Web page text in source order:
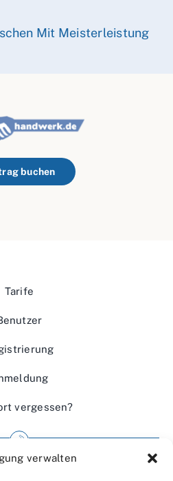
verwalten
Mit Meisterleistung
buchen
Tarife
vergessen?